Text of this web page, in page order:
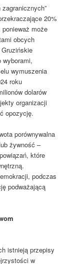
20%
ponieważ może
obcych
wyborami,
wymuszenia
roku
dolarów
organizacji
opozycję.
porównywalna
żywność –
które
podczas
podważającą
istnieją przepisy
w